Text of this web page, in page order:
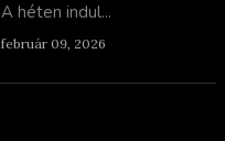
A héten indul...
február 09, 2026